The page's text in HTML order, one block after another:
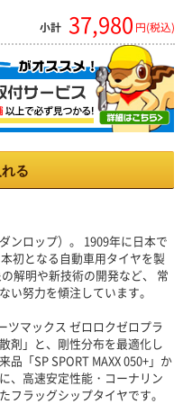
小計 37,980 円(税込)
る
ンロップ）。 1909年に日本で
初となる自動車用タイヤを製
解明や新技術の開発など、 常
い努力を傾注しています。
ツマックス ゼロロクゼロプラ
剤」と、剛性分布を最適化し
「SP SPORT MAXX 050+」か
、高速安定性能・コーナリン
フラッグシップタイヤです。